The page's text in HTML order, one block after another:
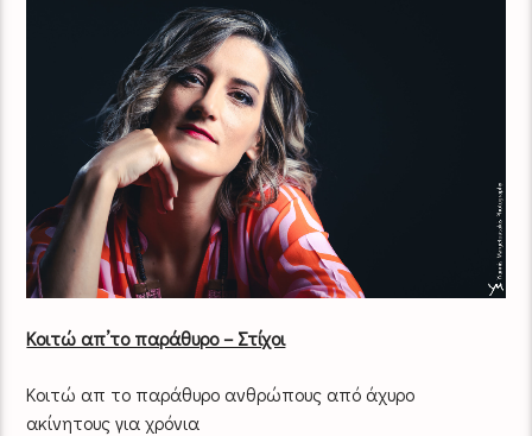
Κοιτώ απ’το παράθυρο – Στίχοι
Κοιτώ απ το παράθυρο ανθρώπους από άχυρο
ακίνητους για χρόνια